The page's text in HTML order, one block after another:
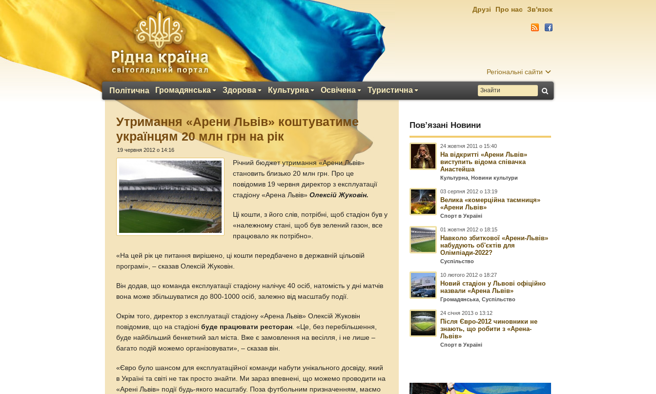
Регіональні сайти
Політична Громадянська Здорова Культурна Освічена Туристична
Друзі Про нас Зв'язок
Утримання «Арени Львів» коштуватиме
українцям 20 млн грн на рік
19 червня 2012 о 14:16
Річний бюджет утримання «Арени Львів»
становить близько 20 млн грн. Про це
повідомив 19 червня директор з експлуатації
стадіону «Арена Львів»Олексій Жуковін.
Ці кошти, з його слів, потрібні, щоб стадіон був у
«належному стані, щоб був зелений газон, все
працювало як потрібно».
«На цей рік це питання вирішено, ці кошти передбачено в державній цільовій
програмі», – сказав Олексій Жуковін.
Він додав, що команда експлуатації стадіону налічує 40 осіб, натомість у дні матчів
вона може збільшуватися до 800-1000 осіб, залежно від масштабу події.
Окрім того, директор з експлуатації стадіону «Арена Львів» Олексій Жуковін
повідомив, що на стадіонібуде працювати ресторан . «Це, без перебільшення,
буде найбільший бенкетний зал міста. Вже є замовлення на весілля, і не лише –
багато подій можемо організовувати», – сказав він.
«Євро було шансом для експлуатаційної команди набути унікального досвіду, який
в Україні та світі не так просто знайти. Ми зараз впевнені, що можемо проводити на
«Арені Львів» події будь-якого масштабу. Поза футбольним призначенням, маємо
Пов’язані Новини
24 жовтня 2011 о 15:40
На відкритті «Арени Львів»
виступить відома співачка
Анастейша
Культурна ,Новини культури
03 серпня 2012 о 13:19
Велика «комерційна таємниця»
«Арени Львів»
Спорт в Україні
01 жовтня 2012 о 18:15
Навколо збиткової «Арени-Львів»
набудують об'єктів для
Олімпіади-2022?
Суспільство
10 лютого 2012 о 18:27
Новий стадіон у Львові офіційно
назвали «Арена Львів»
Громадянська ,Суспільство
24 січня 2013 о 13:12
Після Євро-2012 чиновники не
знають, що робити з «Арена-
Львів»
Спорт в Україні